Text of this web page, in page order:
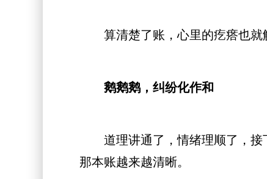
算清楚了账，心里的疙瘩也就
鹅鹅鹅，纠纷化作和
道理讲通了，情绪理顺了，接
那本账越来越清晰。